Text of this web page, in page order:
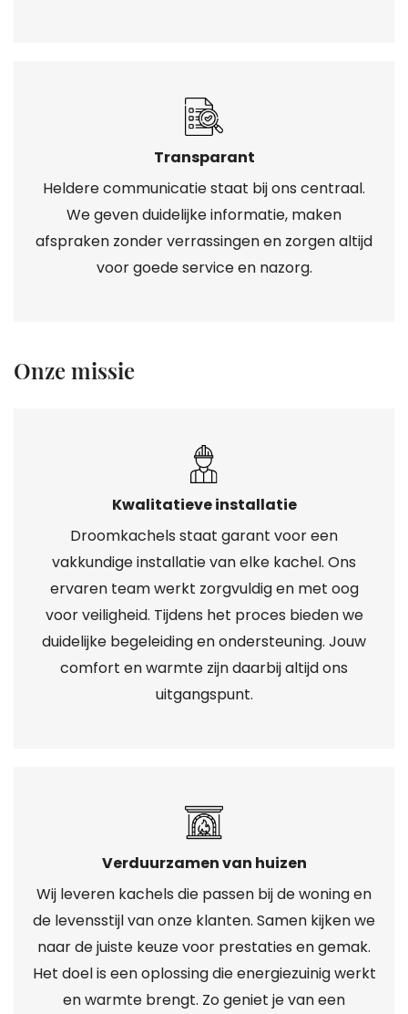
Transparant
Heldere communicatie staat bij ons centraal.
We geven duidelijke informatie, maken
afspraken zonder verrassingen en zorgen altijd
voor goede service en nazorg.
Onze missie
Kwalitatieve installatie
Droomkachels staat garant voor een
vakkundige installatie van elke kachel. Ons
ervaren team werkt zorgvuldig en met oog
voor veiligheid. Tijdens het proces bieden we
duidelijke begeleiding en ondersteuning. Jouw
comfort en warmte zijn daarbij altijd ons
uitgangspunt.
Verduurzamen van huizen
Wij leveren kachels die passen bij de woning en
de levensstijl van onze klanten. Samen kijken we
naar de juiste keuze voor prestaties en gemak.
Het doel is een oplossing die energiezuinig werkt
en warmte brengt. Zo geniet je van een